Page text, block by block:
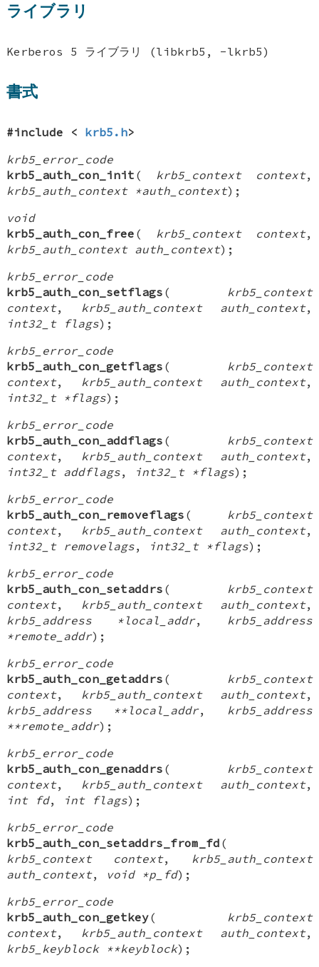
ライブラリ
Kerberos 5 ライブラリ (libkrb5, -lkrb5)
書式
#include < krb5.h>
krb5_error_code
krb5_auth_con_init ( krb5_context context,
krb5_auth_context *auth_context);
void
krb5_auth_con_free ( krb5_context context,
krb5_auth_context auth_context);
krb5_error_code
krb5_auth_con_setflags (
krb5_context
context, krb5_auth_context auth_context,
int32_t flags);
krb5_error_code
krb5_auth_con_getflags (
krb5_context
context, krb5_auth_context auth_context,
int32_t *flags);
krb5_error_code
krb5_auth_con_addflags (
krb5_context
context, krb5_auth_context auth_context,
int32_t addflags, int32_t *flags);
krb5_error_code
krb5_auth_con_removeflags (
krb5_context
context, krb5_auth_context auth_context,
int32_t removelags, int32_t *flags);
krb5_error_code
krb5_auth_con_setaddrs (
krb5_context
context, krb5_auth_context auth_context,
krb5_address *local_addr,
krb5_address
*remote_addr);
krb5_error_code
krb5_auth_con_getaddrs (
krb5_context
context, krb5_auth_context auth_context,
krb5_address **local_addr,
krb5_address
**remote_addr);
krb5_error_code
krb5_auth_con_genaddrs (
krb5_context
context, krb5_auth_context auth_context,
int fd, int flags);
krb5_error_code
krb5_auth_con_setaddrs_from_fd (
krb5_context context,
krb5_auth_context
auth_context, void *p_fd);
krb5_error_code
krb5_auth_con_getkey(
krb5_context
context, krb5_auth_context auth_context,
krb5_keyblock **keyblock);